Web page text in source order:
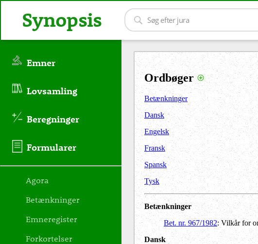
Ordbøger
Betænkninger
Dansk
Engelsk
Fransk
Spansk
Tysk
Betænkninger
Bet. nr. 967/1982: Vilkår for
Dansk
Emner
Lovsamling
Beregninger
Formularer
Agora
Betænkninger
Emneregister
Forkortelser
Synopsis